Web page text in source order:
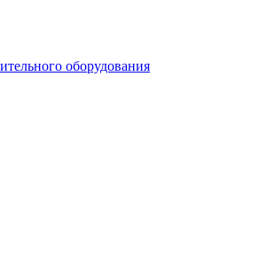
оборудования